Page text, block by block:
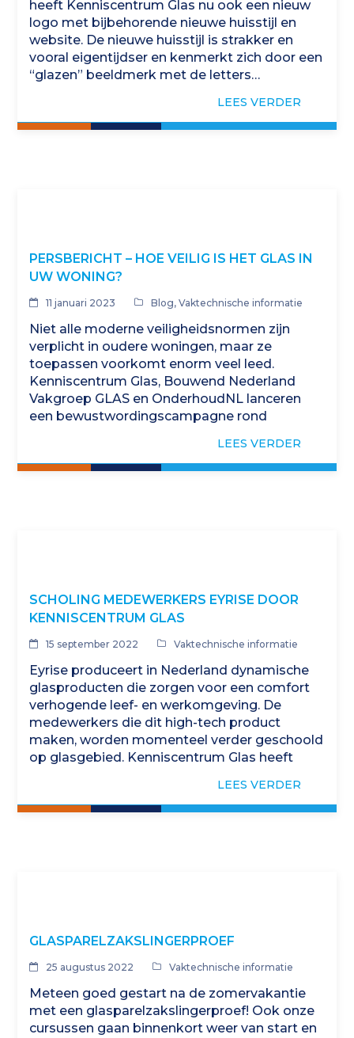
heeft Kenniscentrum Glas nu ook een nieuw
logo met bijbehorende nieuwe huisstijl en
website. De nieuwe huisstijl is strakker en
vooral eigentijdser en kenmerkt zich door een
“glazen” beeldmerk met de letters…
LEES VERDER
PERSBERICHT – HOE VEILIG IS HET GLAS IN
UW WONING?
11 januari 2023 Blog,Vaktechnische informatie
Niet alle moderne veiligheidsnormen zijn
verplicht in oudere woningen, maar ze
toepassen voorkomt enorm veel leed.
Kenniscentrum Glas, Bouwend Nederland
Vakgroep GLAS en OnderhoudNL lanceren
een bewustwordingscampagne rond
nieuwbouwwoning moet wat betreft de
glassituatie aan strenge…
LEES VERDER
SCHOLING MEDEWERKERS EYRISE DOOR
KENNISCENTRUM GLAS
15 september 2022 Vaktechnische informatie
Eyrise produceert in Nederland dynamische
glasproducten die zorgen voor een comfort
verhogende leef- en werkomgeving. De
medewerkers die dit high-tech product
maken, worden momenteel verder geschoold
op glasgebied. Kenniscentrum Glas heeft
dat volledig is afgestemd op…LEES VERDER
GLASPARELZAKSLINGERPROEF
25 augustus 2022 Vaktechnische informatie
Meteen goed gestart na de zomervakantie
met een glasparelzakslingerproef! Ook onze
cursussen gaan binnenkort weer van start en